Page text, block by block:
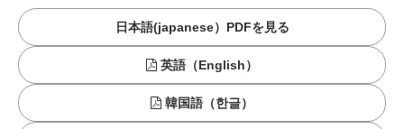
日本語(japanese）PDFを見る
英語（English）
韓国語（한글）